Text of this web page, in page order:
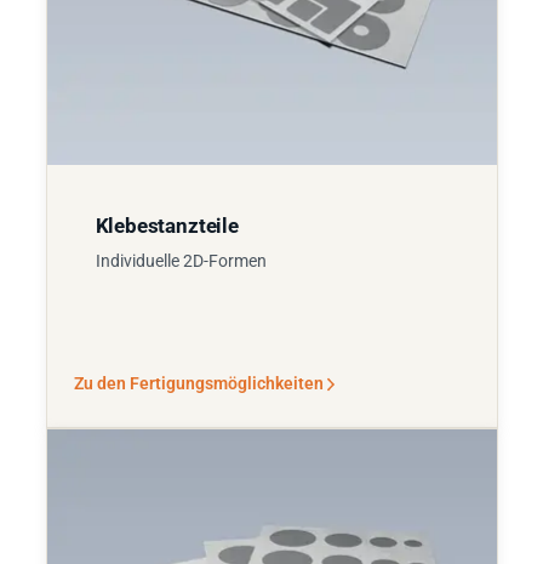
Klebestanzteile
Individuelle 2D-Formen
Zu den Fertigungsmöglichkeiten